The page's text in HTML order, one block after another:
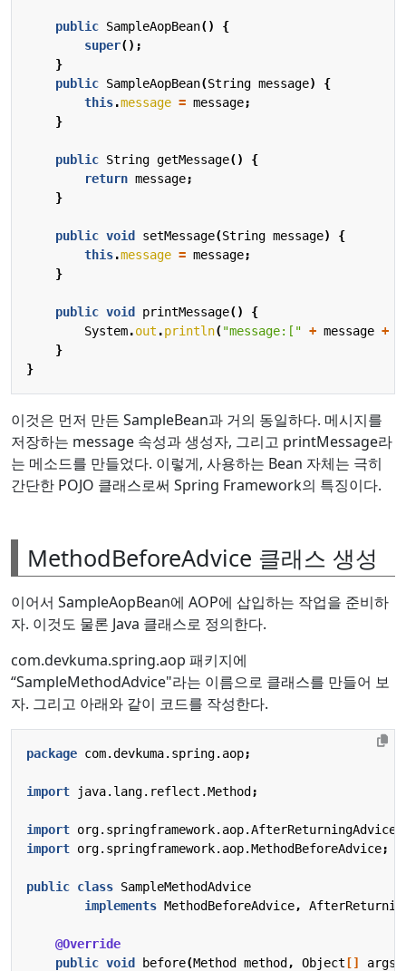
public SampleAopBean()
{
super();
}
public SampleAopBean(String message)
{
this.message = message;
}
public String getMessage()
{
return message;
}
public void setMessage(String message)
{
this.message = message;
}
public void printMessage()
{
System.out .println("message:[" + message +
}
}
이것은 먼저 만든 SampleBean과 거의 동일하다. 메시지를
저장하는 message 속성과 생성자, 그리고 printMessage라
는 메소드를 만들었다. 이렇게, 사용하는 Bean 자체는 극히
간단한 POJO 클래스로써 Spring Framework의 특징이다.
MethodBeforeAdvice 클래스 생성
이어서 SampleAopBean에 AOP에 삽입하는 작업을 준비하
자. 이것도 물론 Java 클래스로 정의한다.
com.devkuma.spring.aop 패키지에
“SampleMethodAdvice"라는 이름으로 클래스를 만들어 보
자. 그리고 아래와 같이 코드를 작성한다.
package com.devkuma.spring.aop;
import java.lang.reflect.Method ;
import org.springframework.aop.AfterReturningAdvice
import org.springframework.aop.MethodBeforeAdvice;
public class SampleMethodAdvice
implements MethodBeforeAdvice,
@Override
public void before(Method method , Object [] args